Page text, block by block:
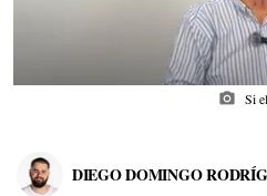
photo_camera Si
DIEGO DOMINGO